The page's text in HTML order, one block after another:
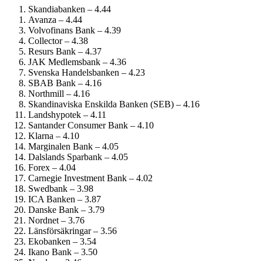
Skandiabanken – 4.44
Avanza – 4.44
Volvofinans Bank – 4.39
Collector – 4.38
Resurs Bank – 4.37
JAK Medlemsbank – 4.36
Svenska Handelsbanken – 4.23
SBAB Bank – 4.16
Northmill – 4.16
Skandinaviska Enskilda Banken (SEB) – 4.16
Landshypotek – 4.11
Santander Consumer Bank – 4.10
Klarna – 4.10
Marginalen Bank – 4.05
Dalslands Sparbank – 4.05
Forex – 4.04
Carnegie Investment Bank – 4.02
Swedbank – 3.98
ICA Banken – 3.87
Danske Bank – 3.79
Nordnet – 3.76
Länsförsäkringar – 3.56
Ekobanken – 3.54
Ikano Bank – 3.50